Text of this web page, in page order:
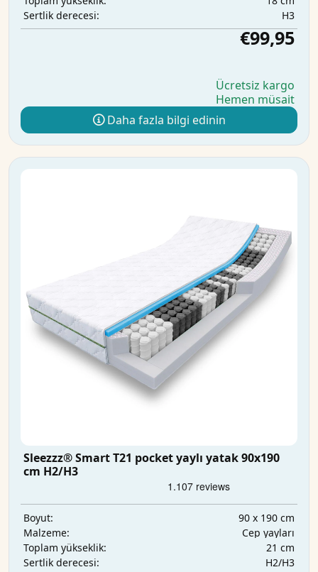
Sertlik derecesi:
H3
€99,95
Ücretsiz kargo
Hemen müsait
Daha fazla bilgi edinin
Sleezzz® Smart T21 pocket yaylı yatak 90x190
cm H2/H3
Boyut:
90 x 190 cm
Malzeme:
Cep yayları
Toplam yükseklik:
21 cm
Sertlik derecesi:
H2/H3